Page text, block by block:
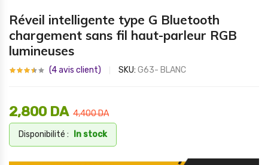
Réveil intelligente type G Bluetooth
chargement sans fil haut-parleur RGB
lumineuses
(4avis client) SKU: G63- BLANC
4,400DA
2,800 DA
Disponibilité : In stock